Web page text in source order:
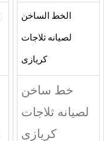
الخط الساخن
لصيانه ثلاجات
كريازى
خط ساخن
لصيانه ثلاجات
كريازى